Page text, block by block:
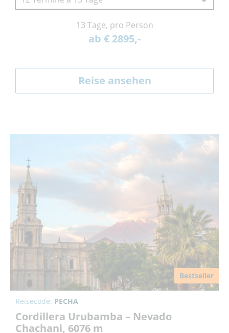
13 Tage, pro Person
ab € 2895,-
Reise ansehen
Bestseller
Reisecode: PECHA
Cordillera Urubamba – Nevado
Chachani, 6076 m